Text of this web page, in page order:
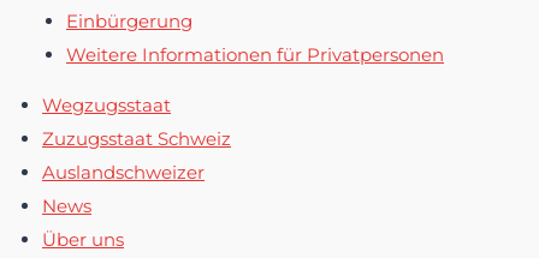
Einbürgerung
Weitere Informationen für Privatpersonen
Wegzugsstaat
Zuzugsstaat Schweiz
Auslandschweizer
News
Über uns